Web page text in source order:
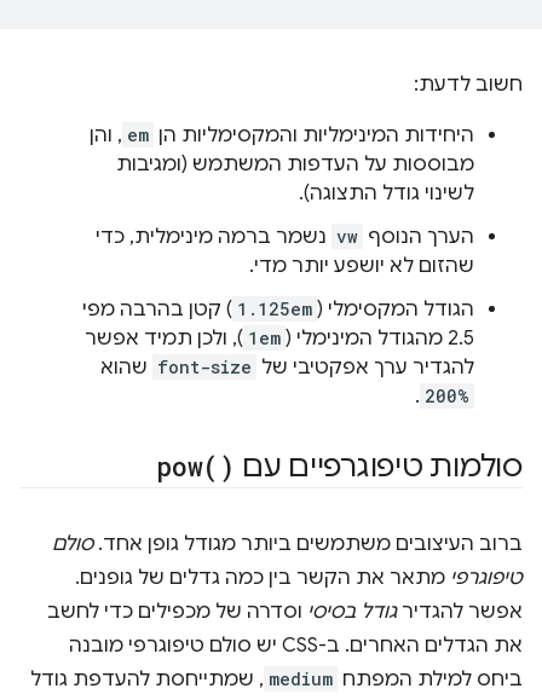
חשוב לדעת:
היחידות המינימליות והמקסימליות הן em , והן
מבוססות על העדפות המשתמש (ומגיבות
לשינוי גודל התצוגה).
הערך הנוסף vw נשמר ברמה מינימלית, כדי
שהזום לא יושפע יותר מדי.
הגודל המקסימלי ( 1.125em ) קטן בהרבה מפי
2.5 מהגודל המינימלי (
1em ), ולכן תמיד אפשר
להגדיר ערך אפקטיבי של font-size שהוא
200%
.
סולמות טיפוגרפיים עם pow( )
ברוב העיצובים משתמשים ביותר מגודל גופן אחד.סולם
טיפוגרפי מתאר את הקשר בין כמה גדלים של גופנים.
אפשר להגדירגודל בסיסי וסדרה של מכפילים כדי לחשב
את הגדלים האחרים. ב-CSS יש סולם טיפוגרפי מובנה
ביחס למילת המפתח medium , שמתייחסת להעדפת גודל